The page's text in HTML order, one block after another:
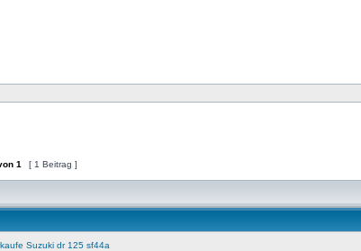
1 [ 1 Beitrag ]
Suzuki dr 125 sf44a